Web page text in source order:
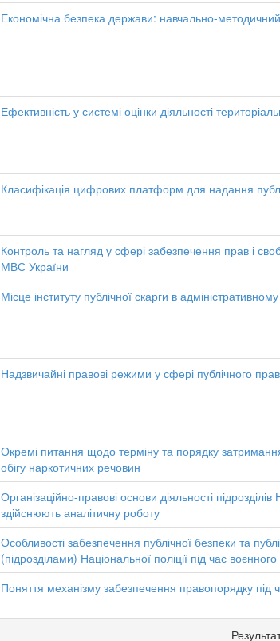
Економічна безпека держави: навчально-
Ефективність у системі оцінки діяльності
Класифікація цифрових платформ для надання
Контроль та нагляд у сфері забезпечення прав і
МВС України
Місце інституту публічної скарги в
Надзвичайні правові режими у сфері публічного
Окремі питання щодо терміну та порядку
обігу наркотичних речовин
Організаційно-правові основи діяльності
здійснюють аналітичну роботу
Особливості забезпечення публічної безпеки та
(підрозділами) Національної поліції під час
Поняття механізму забезпечення правопорядку під